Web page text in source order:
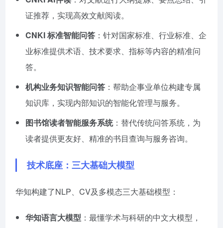
证推荐，实现高效文献阅读。
CNKI 标准智能问答 ：针对国家标准、行业标准、企
业标准提供术语、技术要求、指标等内容的精准问
答。
机构业务知识智能问答 ：帮助企事业单位构建专属
知识库，实现内部知识的智能化管理与服务。
图书馆读者智能服务系统：替代传统问答系统，为
读者提供更友好、精准的书目查询与服务咨询。
技术底座：三大基础大模型
华知构建了NLP、CV及多模态三大基础模型：
华知语言大模型 ：最懂学术与科研的中文大模型，